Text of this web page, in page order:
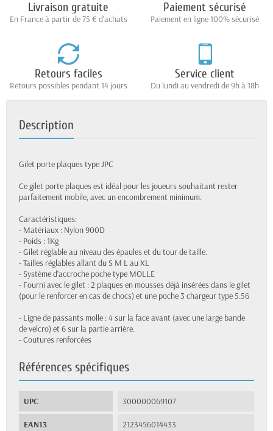
Livraison gratuite
En France à partir de 75 € d'achats
Paiement sécurisé
Paiement en ligne 100% sécurisé
Retours faciles
Retours possibles pendant 14 jours
Service client
Du lundi au vendredi de 9h à 18h
Description
Gilet porte plaques type JPC
Ce gilet porte plaques est idéal pour les joueurs souhaitant rester
parfaitement mobile, avec un encombrement minimum.
Caractéristiques:
- Matériaux : Nylon 900D
- Poids : 1Kg
- Gilet réglable au niveau des épaules et du tour de taille.
- Tailles réglables allant du S M L au XL
- Système d'accroche poche type MOLLE
- Fourni avec le gilet : 2 plaques en mousses déjà insérées dans le gilet
(pour le renforcer en cas de chocs) et une poche 3 chargeur type 5.56
- Ligne de passants molle : 4 sur la face avant (avec une large bande
de velcro) et 6 sur la partie arrière.
- Coutures renforcées
Références spécifiques
UPC 300000069107
EAN13 2123456014433